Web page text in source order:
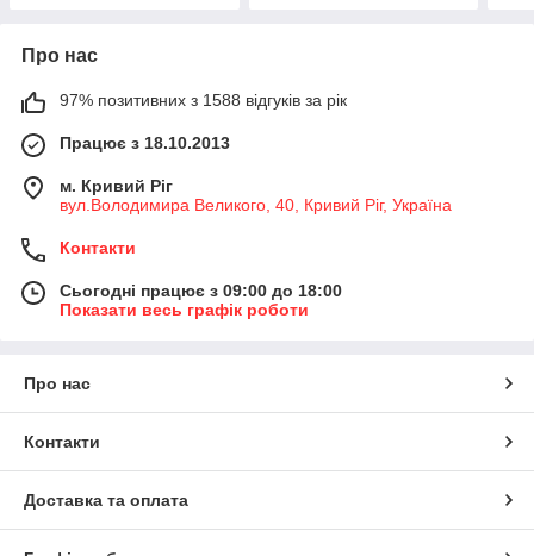
Про нас
97% позитивних з 1588 відгуків за рік
Працює з 18.10.2013
м. Кривий Ріг
вул.Володимира Великого, 40, Кривий Ріг, Україна
Контакти
Сьогодні працює з 09:00 до 18:00
Показати весь графік роботи
Про нас
Контакти
Доставка та оплата